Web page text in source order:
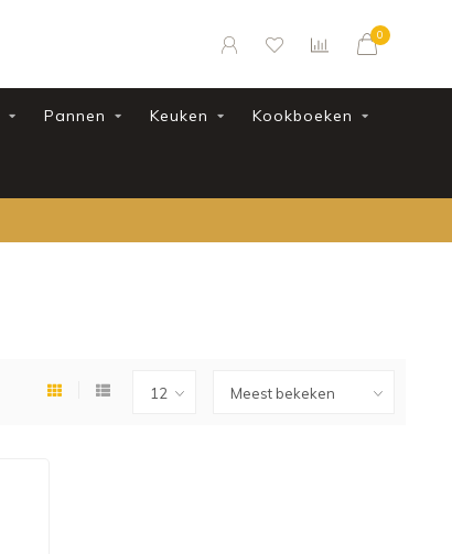
0
Pannen Keuken Kookboeken